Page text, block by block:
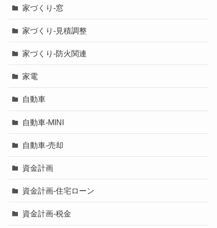
家づくり-窓
家づくり-見積調整
家づくり-防火関連
家電
自動車
自動車-MINI
自動車-売却
資金計画
資金計画-住宅ローン
資金計画-税金